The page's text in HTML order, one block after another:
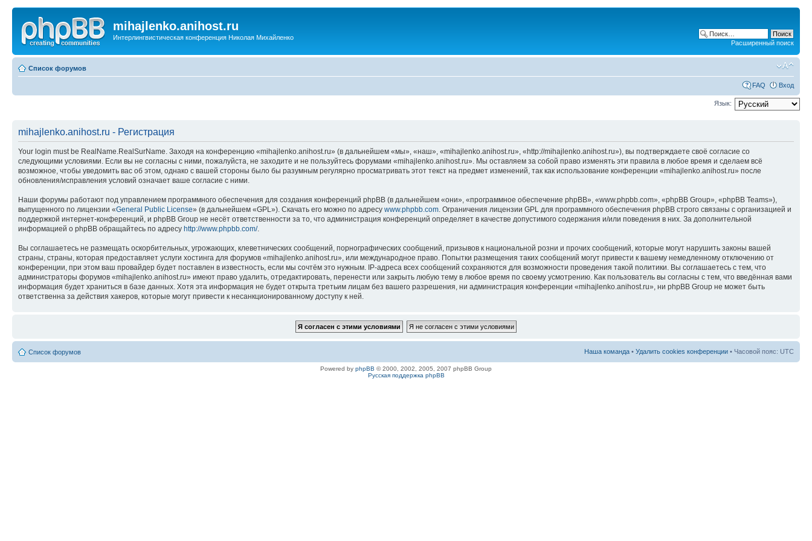
mihajlenko.anihost.ru
Интерлингвистическая конференция Николая Михайленко
Расширенный поиск
Список форумов
FAQ Вход
Язык:
mihajlenko.anihost.ru - Регистрация
Your login must be RealName.RealSurName. Заходя на конференцию «mihajlenko.anihost.ru» (в дальнейшем «мы», «наш», «mihajlenko.anihost.ru», «http://mihajlenko.anihost.ru»), вы подтверждаете своё согласие со
следующими условиями. Если вы не согласны с ними, пожалуйста, не заходите и не пользуйтесь форумами «mihajlenko.anihost.ru». Мы оставляем за собой право изменять эти правила в любое время и сделаем всё
возможное, чтобы уведомить вас об этом, однако с вашей стороны было бы разумным регулярно просматривать этот текст на предмет изменений, так как использование конференции «mihajlenko.anihost.ru» после
обновления/исправления условий означает ваше согласие с ними.
Наши форумы работают под управлением программного обеспечения для создания конференций phpBB (в дальнейшем «они», «программное обеспечение phpBB», «www.phpbb.com», «phpBB Group», «phpBB Teams»),
выпущенного по лицензии «General Public License» (в дальнейшем «GPL»). Скачать его можно по адресу www.phpbb.com. Ограничения лицензии GPL для программного обеспечения phpBB строго связаны с организацией и
поддержкой интернет-конференций, и phpBB Group не несёт ответственности за то, что администрация конференций определяет в качестве допустимого содержания и/или поведения в них. За дополнительной
информацией о phpBB обращайтесь по адресу http://www.phpbb.com/.
Вы соглашаетесь не размещать оскорбительных, угрожающих, клеветнических сообщений, порнографических сообщений, призывов к национальной розни и прочих сообщений, которые могут нарушить законы вашей
страны, страны, которая предоставляет услуги хостинга для форумов «mihajlenko.anihost.ru», или международное право. Попытки размещения таких сообщений могут привести к вашему немедленному отключению от
конференции, при этом ваш провайдер будет поставлен в известность, если мы сочтём это нужным. IP-адреса всех сообщений сохраняются для возможности проведения такой политики. Вы соглашаетесь с тем, что
администраторы форумов «mihajlenko.anihost.ru» имеют право удалить, отредактировать, перенести или закрыть любую тему в любое время по своему усмотрению. Как пользователь вы согласны с тем, что введённая вами
информация будет храниться в базе данных. Хотя эта информация не будет открыта третьим лицам без вашего разрешения, ни администрация конференции «mihajlenko.anihost.ru», ни phpBB Group не может быть
ответственна за действия хакеров, которые могут привести к несанкционированному доступу к ней.
Список форумов Наша команда • Удалить cookies конференции • Часовой пояс: UTC
Powered by phpBB © 2000, 2002, 2005, 2007 phpBB Group
Русская поддержка phpBB